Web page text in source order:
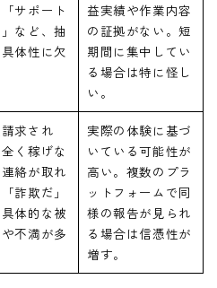
サポート
など、抽
体性に欠
益実績や作業内容
の証拠がない。短
期間に集中してい
る場合は特に怪し
い。
請求され
く稼げな
絡が取れ
詐欺だ」
体的な被
不満が多
実際の体験に基づ
いている可能性が
高い。複数のプラ
ットフォームで同
様の報告が見られ
る場合は信憑性が
増す。